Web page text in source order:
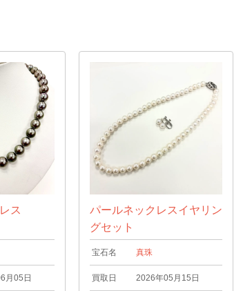
ス
月05日
パールネックレスイヤリン
グセット
宝石名 真珠
買取日 2026年05月15日